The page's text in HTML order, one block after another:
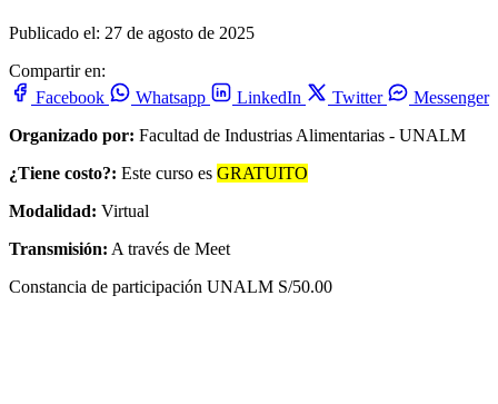
Publicado el: 27 de agosto de 2025
Compartir en:
Facebook
Whatsapp LinkedIn Twitter
Messenger
Organizado por: Facultad de Industrias Alimentarias - UNALM
¿Tiene costo?: Este curso es GRATUITO
Modalidad: Virtual
Transmisión: A través de Meet
Constancia de participación UNALM S/50.00